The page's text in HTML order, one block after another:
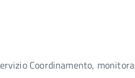
Coordinamento,